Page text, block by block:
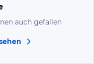
auch gefallen